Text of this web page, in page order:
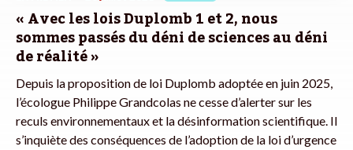
« Avec les lois Duplomb 1 et 2, nous
sommes passés du déni de sciences au déni
de réalité »
Depuis la proposition de loi Duplomb adoptée en juin 2025,
l’écologue Philippe Grandcolas ne cesse d’alerter sur les
reculs environnementaux et la désinformation scientifique. Il
s’inquiète des conséquences de l’adoption de la loi d’urgence